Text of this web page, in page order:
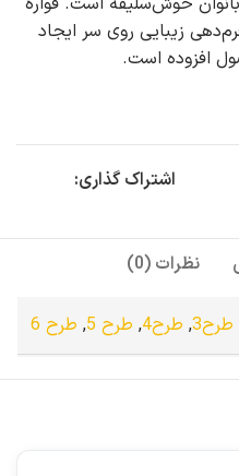
زیبایی روی سر ایجاد
افزوده‌ است.
اشتراک گذاری:
نظرات (0)
طرح3 , طرح4 , طرح 5 , طرح 6